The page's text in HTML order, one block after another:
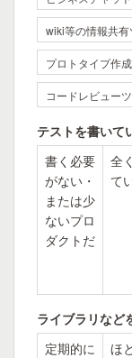
wiki等の情報共
プロトタイプ作
コードレビュー
テストを書いて
書く必要
がない・
または少
ないプロ
ダクトだ
全
て
ライブラリなど
定期的に
ほ